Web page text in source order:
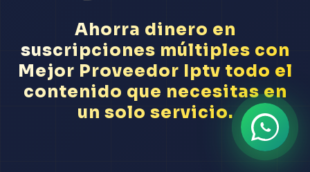
Ahorra dinero en
suscripciones múltiples con
Mejor Proveedor Iptv todo el
contenido que necesitas en
un solo servicio.